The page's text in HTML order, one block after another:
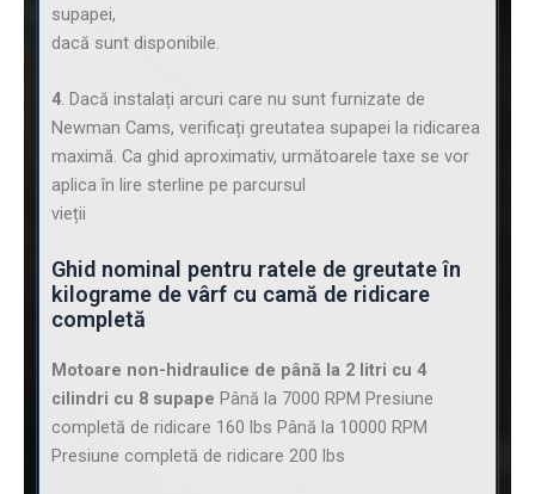
supapei,
dacă sunt disponibile.
4. Dacă instalați arcuri care nu sunt furnizate de
Newman Cams, verificați greutatea supapei la ridicarea
maximă. Ca ghid aproximativ, următoarele taxe se vor
aplica în lire sterline pe parcursul
vieții
Ghid nominal pentru ratele de greutate în
kilograme de vârf cu camă de ridicare
completă
Motoare non-hidraulice de până la 2 litri cu 4
cilindri cu 8 supape Până la 7000 RPM Presiune
completă de ridicare 160 lbs Până la 10000 RPM
Presiune completă de ridicare 200 lbs